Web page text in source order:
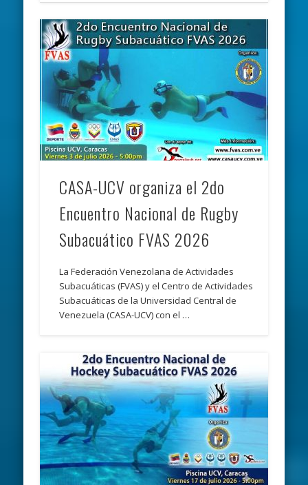
CASA-UCV organiza el 2do
Encuentro Nacional de Rugby
Subacuático FVAS 2026
La Federación Venezolana de Actividades
Subacuáticas (FVAS) y el Centro de Actividades
Subacuáticas de la Universidad Central de
Venezuela (CASA-UCV) con el …